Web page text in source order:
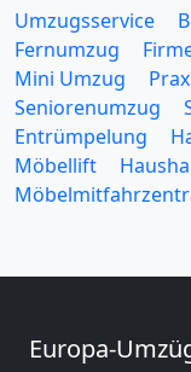
Umzugsservice
Fernumzug
Mini Umzug
Seniorenumzug
Entrümpelung
Möbellift
Europa-